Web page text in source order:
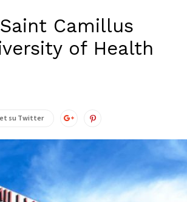
Camillus
of Health
su Twitter